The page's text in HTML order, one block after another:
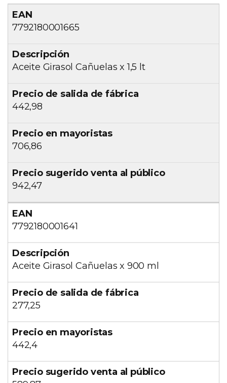
7792180001665
Aceite Girasol Cañuelas x 1,5 lt
442,98
706,86
942,47
7792180001641
Aceite Girasol Cañuelas x 900 ml
277,25
442,4